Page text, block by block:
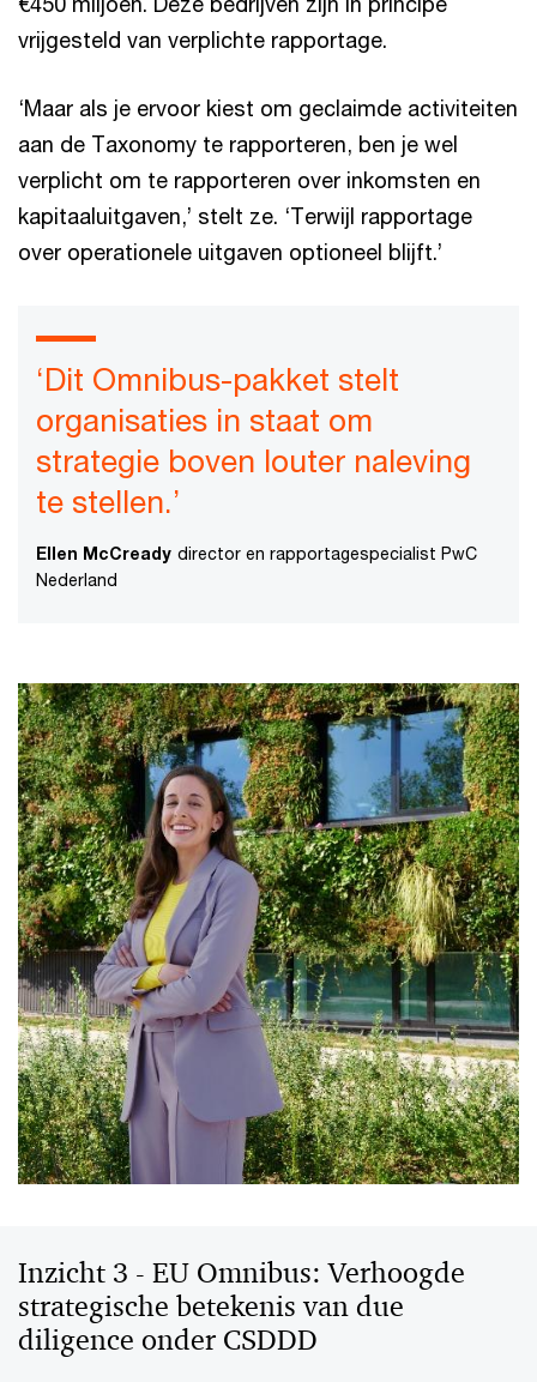
vrijgesteld van verplichte rapportage.
‘Maar als je ervoor kiest om geclaimde activiteiten
aan de Taxonomy te rapporteren, ben je wel
verplicht om te rapporteren over inkomsten en
kapitaaluitgaven,’ stelt ze. ‘Terwijl rapportage
over operationele uitgaven optioneel blijft.’
‘Dit Omnibus-pakket stelt
organisaties in staat om
strategie boven louter naleving
te stellen.’
Ellen McCready director en rapportagespecialist PwC
Nederland
Inzicht 3 - EU Omnibus: Verhoogde
strategische betekenis van due
diligence onder CSDDD